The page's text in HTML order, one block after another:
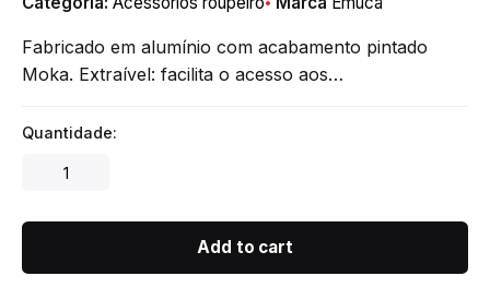
Fabricado em alumínio com acabamento pintado
Moka. Extraível: facilita o acesso aos…
Quantidade:
Varão
Add to cart